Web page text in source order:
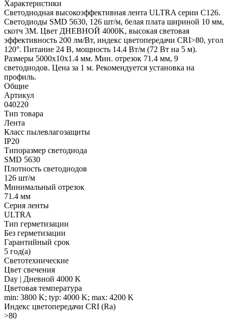
Характеристики
Светодиодная высокоэффективная лента ULTRA серии C126.
Светодиоды SMD 5630, 126 шт/м, белая плата шириной 10 мм,
скотч 3M. Цвет ДНЕВНОЙ 4000K, высокая световая
эффективность 200 лм/Вт, индекс цветопередачи CRI>80, угол
120°. Питание 24 В, мощность 14.4 Вт/м (72 Вт на 5 м).
Размеры 5000x10x1.4 мм. Мин. отрезок 71.4 мм, 9
светодиодов. Цена за 1 м. Рекомендуется установка на
профиль.
Общие
Артикул
040220
Тип товара
Лента
Класс пылевлагозащиты
IP20
Типоразмер светодиода
SMD 5630
Плотность светодиодов
126 шт/м
Минимальный отрезок
71.4 мм
Серия ленты
ULTRA
Тип герметизации
Без герметизации
Гарантийный срок
5 год(а)
Светотехнические
Цвет свечения
Day | Дневной 4000 K
Цветовая температура
min: 3800 K; typ: 4000 K; max: 4200 K
Индекс цветопередачи CRI (Ra)
>80